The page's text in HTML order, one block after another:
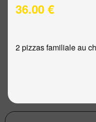
36.00 €
2 pizzas familiale au